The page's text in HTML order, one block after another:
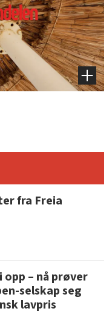
fra Freia
– nå prøver
selskap seg
lavpris